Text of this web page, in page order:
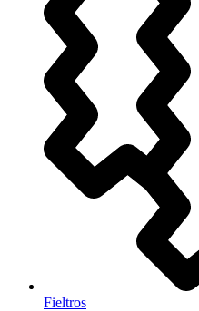
Fieltros